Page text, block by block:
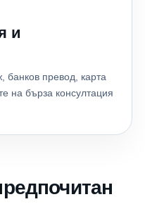
и
банков превод, карта
на бърза консултация